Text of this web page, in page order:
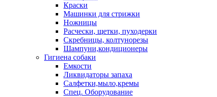
Краски
Машинки для стрижки
Ножницы
Расчески, щетки, пуходерки
Скребницы, колтунорезы
Шампуни,кондиционеры
Гигиена собаки
Емкости
Ликвидаторы запаха
Салфетки,мыло,кремы
Спец. Оборудование